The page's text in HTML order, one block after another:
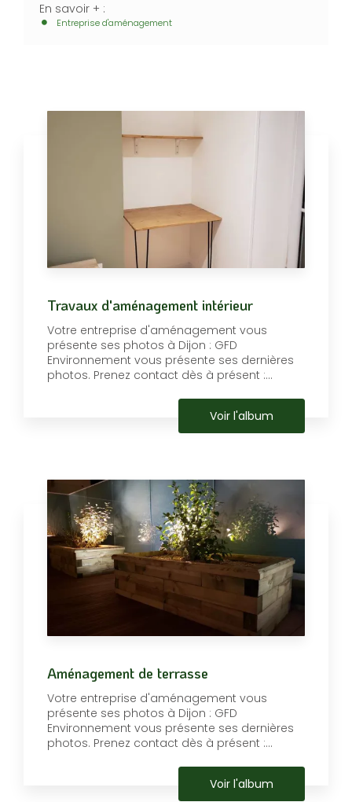
En savoir + :
Entreprise d'aménagement
Travaux d'aménagement intérieur
Votre entreprise d'aménagement vous
présente ses photos à Dijon : GFD
Environnement vous présente ses dernières
photos. Prenez contact dès à présent :...
Voir l'album
Aménagement de terrasse
Votre entreprise d'aménagement vous
présente ses photos à Dijon : GFD
Environnement vous présente ses dernières
photos. Prenez contact dès à présent :...
Voir l'album